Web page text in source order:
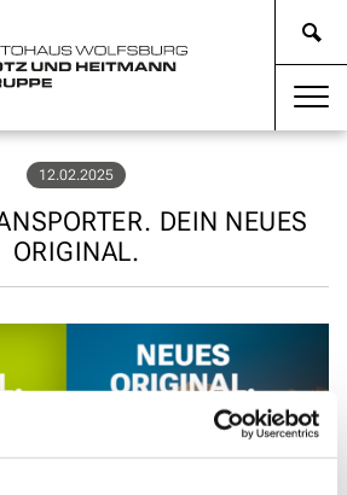
12.02.2025
DEIN NEUES
ORIGINAL.